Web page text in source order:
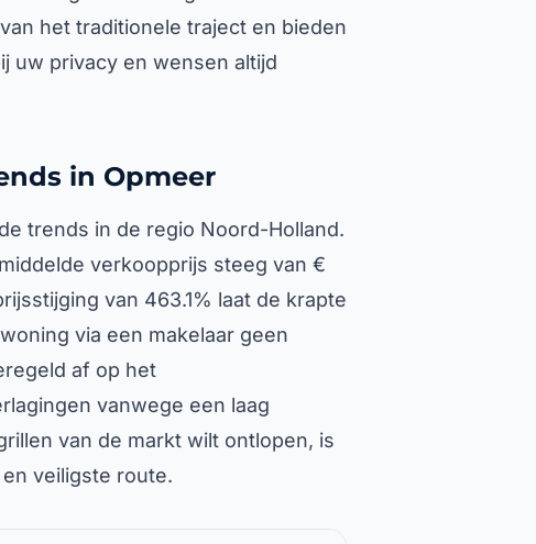
het traditionele traject en bieden
uw privacy en wensen altijd
in Opmeer
trends in de regio Noord-Holland.
verkoopprijs steeg van €
van 463.1% laat de krapte
via een makelaar geen
af op het
vanwege een laag
van de markt wilt ontlopen, is
veiligste route.